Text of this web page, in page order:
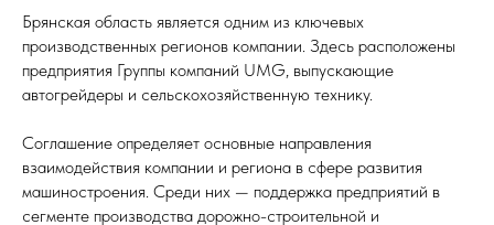
Брянская область является одним из ключевых
производственных регионов компании. Здесь расположены
предприятия Группы компаний UMG, выпускающие
автогрейдеры и сельскохозяйственную технику.
Соглашение определяет основные направления
взаимодействия компании и региона в сфере развития
машиностроения. Среди них — поддержка предприятий в
сегменте производства дорожно-строительной и